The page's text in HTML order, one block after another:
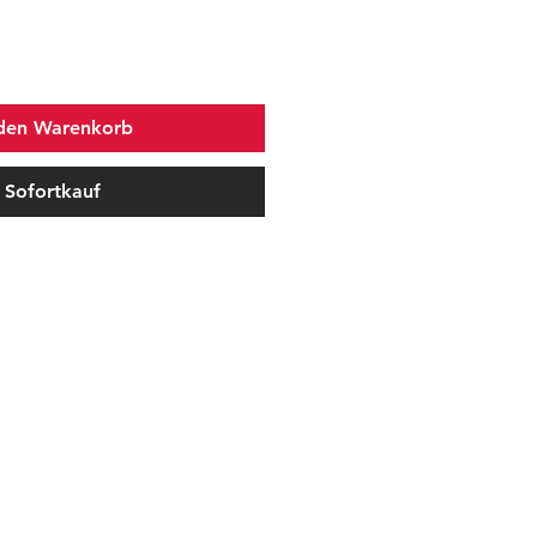
Warenkorb
Sofortkauf